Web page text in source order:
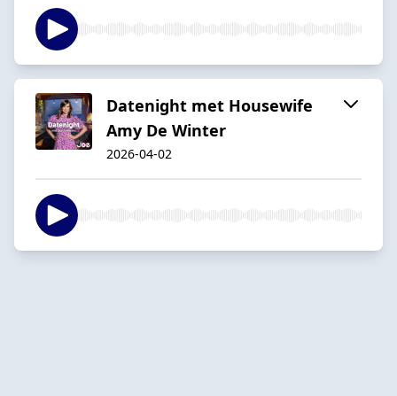
Datenight met Housewife
Amy De Winter
2026-04-02